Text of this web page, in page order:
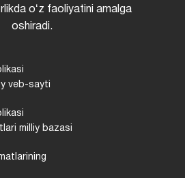
oʻz faoliyatini amalga
oshiradi.
veb-sayti
milliy bazasi